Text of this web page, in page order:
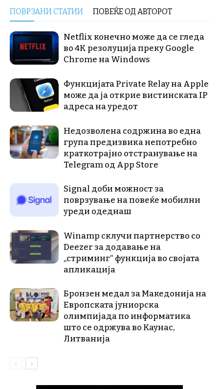
ПОВРЗАНИ СТАТИИ ПОВЕЌЕ ОД АВТОРОТ
Netflix конечно може да се гледа
во 4K резолуција преку Google
Chrome на Windows
Функцијата Private Relay на Apple
може да ја открие вистинската IP
адреса на уредот
Недозволена содржина во една
група предизвика непотребно
краткотрајно отстранување на
Telegram од App Store
Signal доби можност за
поврзување на повеќе мобилни
уреди одеднаш
Winamp склучи партнерство со
Deezer за додавање на
„стриминг“ функција во својата
апликација
Бронзен медал за Македонија на
Европската јуниорска
олимпијада по информатика
што се одржува во Каунас,
Литванија